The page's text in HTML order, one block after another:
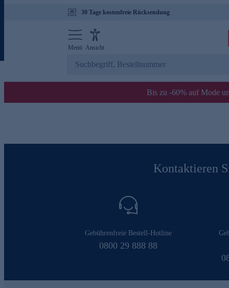
30 Tage kostenfreie Rücksendung
Menü Ansicht
Bis zu -60% auf Mode
Kontaktieren
Gebührenfreie Bestell-Hotline
0800 29 888 88